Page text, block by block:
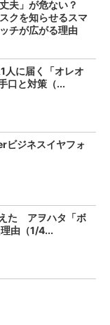
丈夫」が危ない？
クを知らせるスマ
チが広がる理由
に届く「オレオ
口と対策（...
ビジネスイヤフォ
えた アヲハタ「ボ
由（1/4...